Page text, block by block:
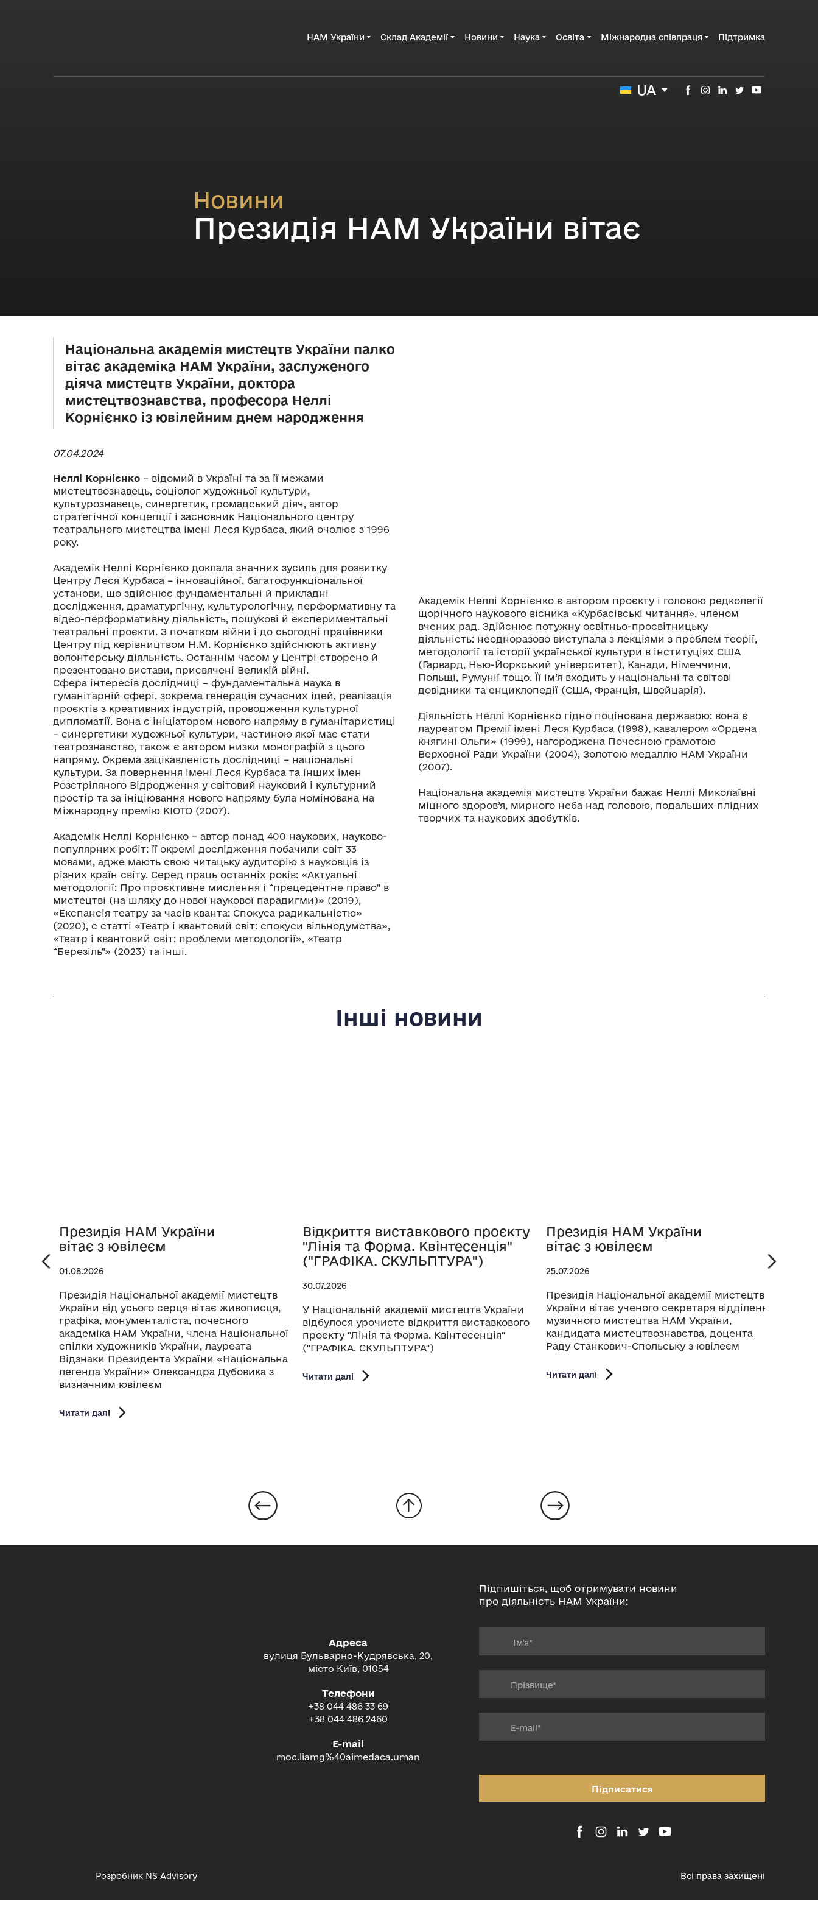
НАМ України Склад Академії Новини Наука Освіта Міжнародна співпраця Підтримка
UA
Новини
Президія НАМ України вітає
Національна академія мистецтв України палко
вітає академіка НАМ України, заслуженого
діяча мистецтв України, доктора
мистецтвознавства, професора Неллі
Корнієнко із ювілейним днем народження
07.04.2024
Неллі Корнієнко – відомий в Україні та за її межами
мистецтвознавець, соціолог художньої культури,
культурознавець, синергетик, громадський діяч, автор
стратегічної концепції і засновник Національного центру
театрального мистецтва імені Леся Курбаса, який очолює з 1996
року.
Академік Неллі Корнієнко доклала значних зусиль для розвитку
Центру Леся Курбаса – інноваційної, багатофункціональної
установи, що здійснює фундаментальні й прикладні
дослідження, драматургічну, культурологічну, перформативну та
відео-перформативну діяльність, пошукові й експериментальні
театральні проєкти. З початком війни і до сьогодні працівники
Центру під керівництвом Н.М. Корнієнко здійснюють активну
волонтерську діяльність. Останнім часом у Центрі створено й
презентовано вистави, присвячені Великій війні.
Сфера інтересів дослідниці – фундаментальна наука в
гуманітарній сфері, зокрема генерація сучасних ідей, реалізація
проєктів з креативних індустрій, проводження культурної
дипломатії. Вона є ініціатором нового напряму в гуманітаристиці
– синергетики художньої культури, частиною якої має стати
театрознавство, також є автором низки монографій з цього
напряму. Окрема зацікавленість дослідниці – національні
культури. За повернення імені Леся Курбаса та інших імен
Розстріляного Відродження у світовий науковий і культурний
простір та за ініціювання нового напряму була номінована на
Міжнародну премію КІОТО (2007).
Академік Неллі Корнієнко – автор понад 400 наукових, науково-
популярних робіт: її окремі дослідження побачили світ 33
мовами, адже мають свою читацьку аудиторію з науковців із
різних країн світу. Серед праць останніх років: «Актуальні
методології: Про проєктивне мислення і “прецедентне право” в
мистецтві (на шляху до нової наукової парадигми)» (2019),
«Експансія театру за часів кванта: Спокуса радикальністю»
(2020), с статті «Театр і квантовий світ: спокуси вільнодумства»,
«Театр і квантовий світ: проблеми методології», «Театр
“Березіль”» (2023) та інші.
Академік Неллі Корнієнко є автором проєкту і головою редколегії
щорічного наукового вісника «Курбасівські читання», членом
вчених рад. Здійснює потужну освітньо-просвітницьку
діяльність: неодноразово виступала з лекціями з проблем теорії,
методології та історії української культури в інституціях США
(Гарвард, Нью-Йоркський університет), Канади, Німеччини,
Польщі, Румунії тощо. Її ім’я входить у національні та світові
довідники та енциклопедії (США, Франція, Швейцарія).
Діяльність Неллі Корнієнко гідно поцінована державою: вона є
лауреатом Премії імені Леся Курбаса (1998), кавалером «Ордена
княгині Ольги» (1999), нагороджена Почесною грамотою
Верховної Ради України (2004), Золотою медаллю НАМ України
(2007).
Національна академія мистецтв України бажає Неллі Миколаївні
міцного здоров’я, мирного неба над головою, подальших плідних
творчих та наукових здобутків.
Інші новини
Президія НАМ України
вітає з ювілеєм
01.08.2026
Президія Національної академії мистецтв
України від усього серця вітає живописця,
графіка, монументаліста, почесного
академіка НАМ України, члена Національної
спілки художників України, лауреата
Відзнаки Президента України «Національна
легенда України» Олександра Дубовика з
визначним ювілеєм
Читати далі
Відкриття виставкового проєкту
"Лінія та Форма. Квінтесенція"
("ГРАФІКА. СКУЛЬПТУРА")
30.07.2026
У Національній академії мистецтв України
відбулося урочисте відкриття виставкового
проєкту "Лінія та Форма. Квінтесенція"
("ГРАФІКА. СКУЛЬПТУРА")
Читати далі
Президія НАМ України
вітає з ювілеєм
25.07.2026
Президія Національної академії мистецтв
України вітає ученого секретаря відділення
музичного мистецтва НАМ України,
кандидата мистецтвознавства, доцента
Раду Станкович-Спольську з ювілеєм
Читати далі
Адреса
вулиця Бульварно-Кудрявська, 20,
місто Київ, 01054
Телефони
+38 044 486 33 69
+38 044 486 2460
E-mail
moc.liamg%40aimedaca.uman
Підпишіться, щоб отримувати новини
про діяльність НАМ України:
Підписатися
Розробник NS Advisory Всі права захищені